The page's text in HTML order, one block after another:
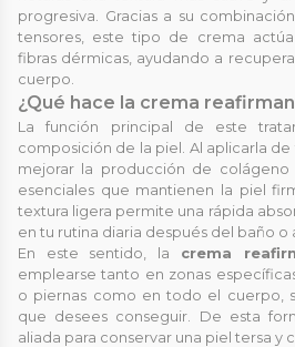
progresiva. Gracias a su
tensores, este tipo de crema
fibras dérmicas, ayudando a
cuerpo.
¿Qué hace la crema
La función principal de este
composición de la piel. Al aplicarla
mejorar la producción de colágeno
esenciales que mantienen la piel
textura ligera permite una rápida
en tu rutina diaria después del baño o
En este sentido, la crema
emplearse tanto en zonas
o piernas como en todo el cuerpo,
que desees conseguir. De esta
aliada para conservar una piel tersa y